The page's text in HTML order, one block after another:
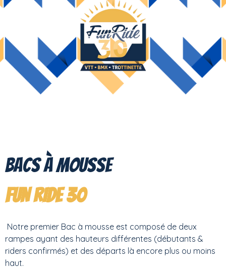
Bacs à mousse
FUN RIDE 30
Notre premier Bac à mousse est composé de deux
rampes ayant des hauteurs différentes (débutants &
riders confirmés) et des départs là encore plus ou moins
haut.